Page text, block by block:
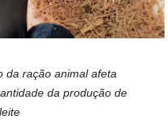
da ração animal afeta
da produção de